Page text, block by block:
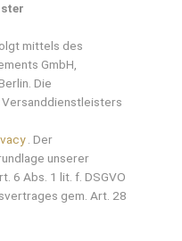
mittels des
GmbH,
Die
. Der
unserer
6 Abs. 1 lit. f. DSGVO
gem. Art. 28